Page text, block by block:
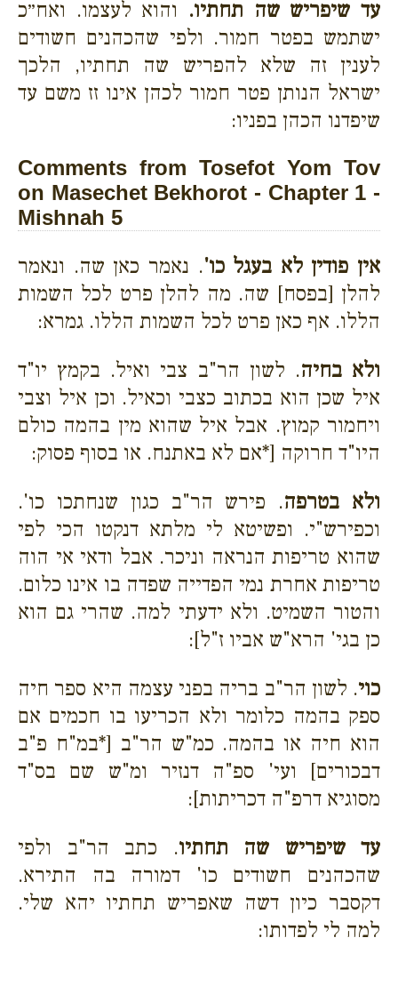
עד שיפריש שה תחתיו. והוא לעצמו. ואח״כ
ישתמש בפטר חמור. ולפי שהכהנים חשודים
לענין זה שלא להפריש שה תחתיו, הלכך
ישראל הנותן פטר חמור לכהן אינו זז משם עד
שיפדנו הכהן בפניו:
Comments from Tosefot Yom Tov
on Masechet Bekhorot - Chapter 1 -
Mishnah 5
אין פודין לא בעגל כו'. נאמר כאן שה. ונאמר
להלן [בפסח] שה. מה להלן פרט לכל השמות
הללו. אף כאן פרט לכל השמות הללו. גמרא:
ולא בחיה. לשון הר"ב צבי ואיל. בקמץ יו"ד
איל שכן הוא בכתוב כצבי וכאיל. וכן איל וצבי
ויחמור קמוץ. אבל איל שהוא מין בהמה כולם
היו"ד חרוקה [*אם לא באתנח. או בסוף פסוק:
ולא בטרפה. פירש הר"ב כגון שנחתכו כו'.
וכפירש"י. ופשיטא לי מלתא דנקטו הכי לפי
שהוא טריפות הנראה וניכר. אבל ודאי אי הוה
טריפות אחרת נמי הפדייה שפדה בו אינו כלום.
והטור השמיט. ולא ידעתי למה. שהרי גם הוא
כן בגי' הרא"ש אביו ז"ל]:
כוי. לשון הר"ב בריה בפני עצמה היא ספר חיה
ספק בהמה כלומר ולא הכריעו בו חכמים אם
הוא חיה או בהמה. כמ"ש הר"ב [*במ"ח פ"ב
דבכורים] ועי' ספ"ה דנזיר ומ"ש שם בס"ד
מסוגיא דרפ"ה דכריתות]:
עד שיפריש שה תחתיו. כתב הר"ב ולפי
שהכהנים חשודים כו' דמורה בה התירא.
דקסבר כיון דשה שאפריש תחתיו יהא שלי.
למה לי לפדותו: